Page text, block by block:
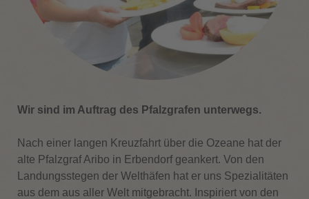
Wir sind im Auftrag des Pfalzgrafen unterwegs.
Nach einer langen Kreuzfahrt über die Ozeane hat der
alte Pfalzgraf Aribo in Erbendorf geankert. Von den
Landungsstegen der Welthäfen hat er uns Spezialitäten
aus dem aus aller Welt mitgebracht. Inspiriert von den